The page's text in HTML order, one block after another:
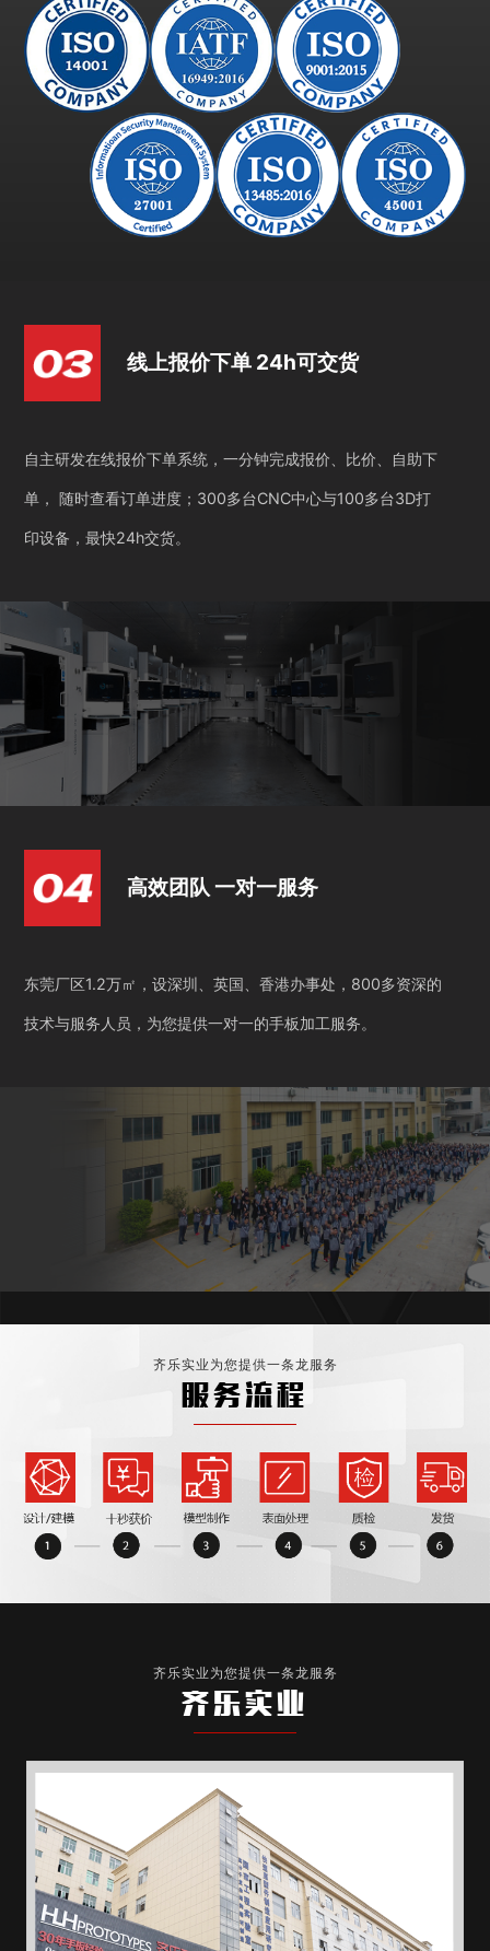
线上报价下单 24h可交货
自主研发在线报价下单系统，一分钟完成报价、比价、自助下
单， 随时查看订单进度；300多台CNC中心与100多台3D打
印设备，最快24h交货。
高效团队 一对一服务
东莞厂区1.2万㎡，设深圳、英国、香港办事处，800多资深的
技术与服务人员，为您提供一对一的手板加工服务。
齐乐实业为您提供一条龙服务
服务流程
齐乐实业为您提供一条龙服务
齐乐实业